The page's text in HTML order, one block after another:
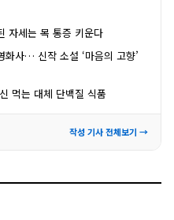
자세는 목 통증 키운다
사… 신작 소설 ‘마음의 고향’
먹는 대체 단백질 식품
작성 기사 전체보기 →